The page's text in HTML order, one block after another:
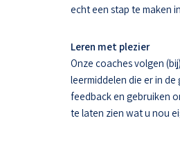
echt een stap te maken
Leren met plezier
Onze coaches volgen
leermiddelen die er in
feedback en gebruiken
te laten zien wat u nou